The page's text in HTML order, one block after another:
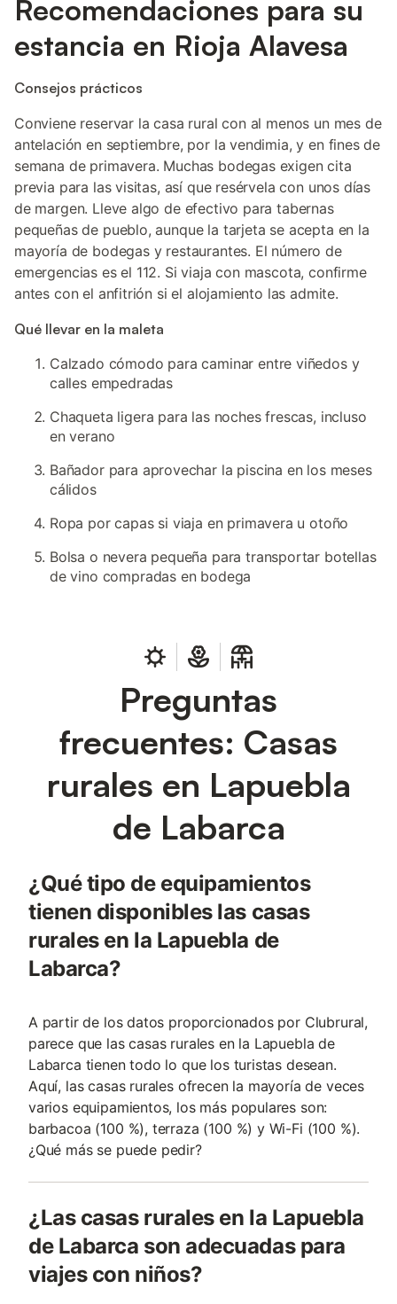
Recomendaciones para su
estancia en Rioja Alavesa
Consejos prácticos
Conviene reservar la casa rural con al menos un mes de
antelación en septiembre, por la vendimia, y en fines de
semana de primavera. Muchas bodegas exigen cita
previa para las visitas, así que resérvela con unos días
de margen. Lleve algo de efectivo para tabernas
pequeñas de pueblo, aunque la tarjeta se acepta en la
mayoría de bodegas y restaurantes. El número de
emergencias es el 112. Si viaja con mascota, confirme
antes con el anfitrión si el alojamiento las admite.
Qué llevar en la maleta
Calzado cómodo para caminar entre viñedos y
calles empedradas
Chaqueta ligera para las noches frescas, incluso
en verano
Bañador para aprovechar la piscina en los meses
cálidos
Ropa por capas si viaja en primavera u otoño
Bolsa o nevera pequeña para transportar botellas
de vino compradas en bodega
Preguntas
frecuentes: Casas
rurales en Lapuebla
de Labarca
¿Qué tipo de equipamientos
tienen disponibles las casas
rurales en la Lapuebla de
Labarca?
A partir de los datos proporcionados por Clubrural,
parece que las casas rurales en la Lapuebla de
Labarca tienen todo lo que los turistas desean.
Aquí, las casas rurales ofrecen la mayoría de veces
varios equipamientos, los más populares son:
barbacoa (100 %), terraza (100 %) y Wi-Fi (100 %).
¿Qué más se puede pedir?
¿Las casas rurales en la Lapuebla
de Labarca son adecuadas para
viajes con niños?